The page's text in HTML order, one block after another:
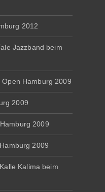
2012
Jazzband beim
Hamburg 2009
2009
2009
2009
Kalima beim